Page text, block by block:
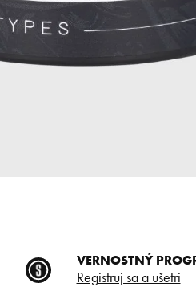
VERNOSTNÝ
Registruj sa a ušetri